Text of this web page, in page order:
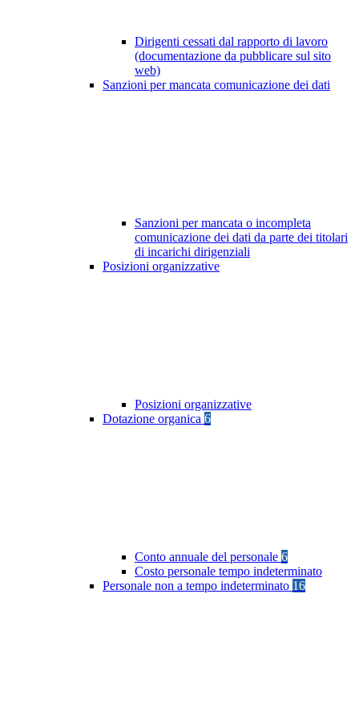
Dirigenti cessati dal rapporto di lavoro
(documentazione da pubblicare sul sito
web)
Sanzioni per mancata comunicazione dei dati
Sanzioni per mancata o incompleta
comunicazione dei dati da parte dei titolari
di incarichi dirigenziali
Posizioni organizzative
Posizioni organizzative
Dotazione organica 6
Conto annuale del personale 6
Costo personale tempo indeterminato
Personale non a tempo indeterminato 16